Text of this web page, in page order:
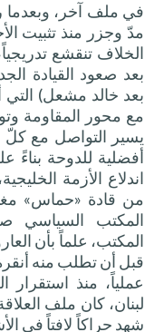
في ملف آخر، وبعدما
مدّ وجزر منذ تثبيت
الخلاف تنقشع
بعد صعود القيادة
بعد خالد مشعل) التي
مع محور المقاومة
يسير التواصل مع
أفضلية للدوحة
اندلاع الأزمة
من قادة «حماس»
المكتب السياسي
المكتب، علماً بأن
قبل أن تطلب منه
عملياً، منذ
لبنان، كان ملف
شهد حراكاً لافتاً في